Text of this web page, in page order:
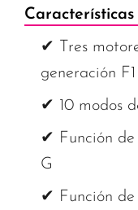
✔ Tres
generación F1
✔ 10 modos
✔ Función
G
✔ Función de